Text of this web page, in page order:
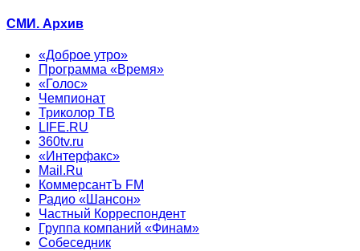
СМИ. Архив
«Доброе утро»
Программа «Время»
«Голос»
Чемпионат
Триколор ТВ
LIFE.RU
360tv.ru
«Интерфакс»
Mail.Ru
КоммерсантЪ FM
Радио «Шансон»
Частный Корреспондент
Группа компаний «Финам»
Собеседник